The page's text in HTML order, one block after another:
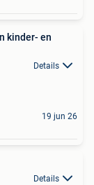
kinder- en
Details
19 jun 26
Details